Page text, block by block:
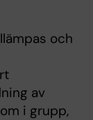
och
av
i grupp,